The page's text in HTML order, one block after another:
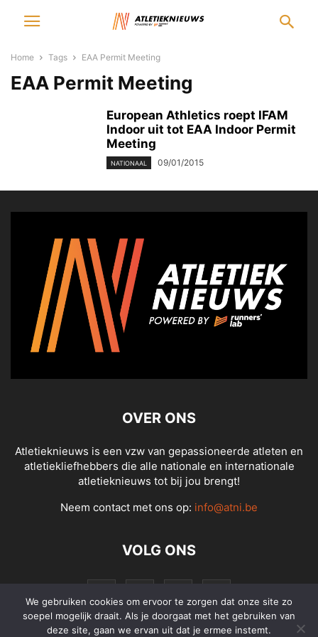
Home Tags EAA Permit Meeting
EAA Permit Meeting
European Athletics roept IFAM
Indoor uit tot EAA Indoor Permit
Meeting
NATIONAAL 09/01/2015
OVER ONS
Atletieknieuws is een vzw van gepassioneerde atleten en
atletiekliefhebbers die alle nationale en internationale
atletieknieuws tot bij jou brengt!
Neem contact met ons op: info@atni.be
VOLG ONS
We gebruiken cookies om ervoor te zorgen dat onze site zo
soepel mogelijk draait. Als je doorgaat met het gebruiken van
deze site, gaan we ervan uit dat je ermee instemt.